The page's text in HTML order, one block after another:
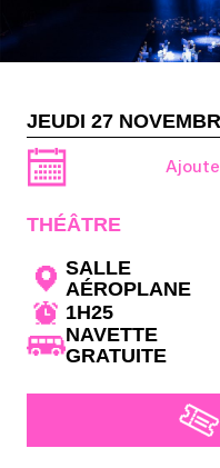
JEUDI 27
THÉÂTRE
SALLE
AÉROPLANE
1H25
NAVETTE
GRATUITE